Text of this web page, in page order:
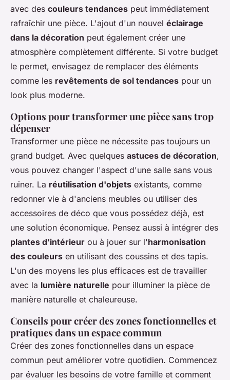
avec des couleurs tendances peut immédiatement
rafraîchir une pièce. L'ajout d'un nouvel éclairage
dans la décoration peut également créer une
atmosphère complètement différente. Si votre budget
le permet, envisagez de remplacer des éléments
comme les revêtements de sol tendances pour un
look plus moderne.
Options pour transformer une pièce sans trop
dépenser
Transformer une pièce ne nécessite pas toujours un
grand budget. Avec quelques astuces de décoration,
vous pouvez changer l'aspect d'une salle sans vous
ruiner. La réutilisation d'objets existants, comme
redonner vie à d'anciens meubles ou utiliser des
accessoires de déco que vous possédez déjà, est
une solution économique. Pensez aussi à intégrer des
plantes d'intérieur ou à jouer sur l'harmonisation
des couleurs en utilisant des coussins et des tapis.
L'un des moyens les plus efficaces est de travailler
avec la lumière naturelle pour illuminer la pièce de
manière naturelle et chaleureuse.
Conseils pour créer des zones fonctionnelles et
pratiques dans un espace commun
Créer des zones fonctionnelles dans un espace
commun peut améliorer votre quotidien. Commencez
par évaluer les besoins de votre famille et comment